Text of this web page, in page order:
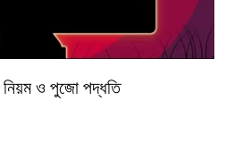
নিয়ম ও পুজো পদ্ধতি